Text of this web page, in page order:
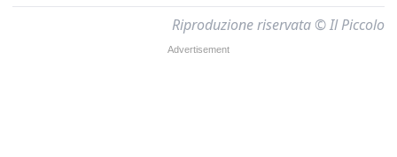
Riproduzione riservata © Il Piccolo